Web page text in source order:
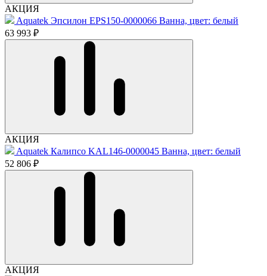
АКЦИЯ
Aquatek Эпсилон EPS150-0000066 Ванна, цвет: белый
63 993 ₽
АКЦИЯ
Aquatek Калипсо KAL146-0000045 Ванна, цвет: белый
52 806 ₽
АКЦИЯ